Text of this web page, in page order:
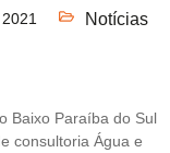
Notícias
Baixo Paraíba do Sul
consultoria Água e